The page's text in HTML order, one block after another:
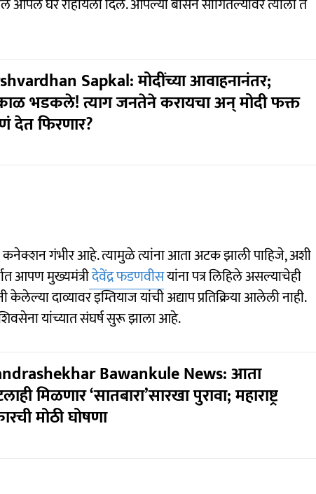
आपले घर राहायला दिले. आपल्या बाॅसने सांगितल्यावर त्याला ते
Sapkal: मोदींच्या आवाहनानंतर;
भडकले! त्याग जनतेने करायचा अन् मोदी फक्त
देत फिरणार?
गंभीर आहे. त्यामुळे त्यांना आता अटक झाली पाहिजे, अशी
आपण मुख्यमंत्रीदेवेंद्र फडणवीसयांना पत्र लिहिले असल्याचेही
दाव्यावर इम्तियाज यांची अद्याप प्रतिक्रिया आलेली नाही.
यांच्यात संघर्ष सुरू झाला आहे.
Bawankule News: आता
मिळणार ‘सातबारा’सारखा पुरावा; महाराष्ट्र
मोठी घोषणा